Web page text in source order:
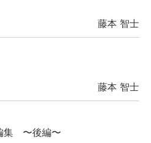
藤本 智士
藤本 智士
集 〜後編〜